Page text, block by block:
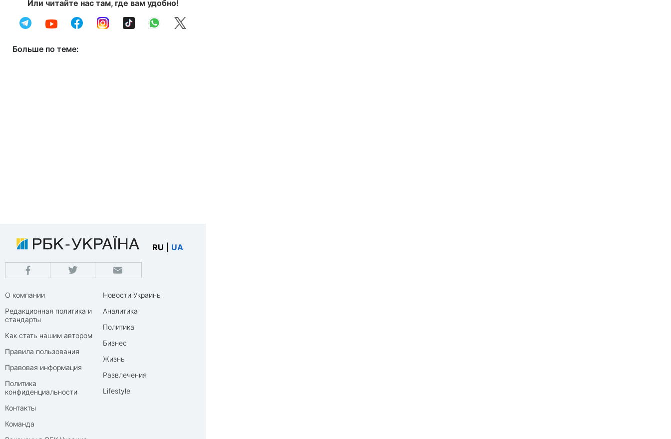
Или читайте нас там, где вам удобно!
Больше по теме:
RU UA
О компании
Редакционная политика и
стандарты
Как стать нашим автором
Правила пользования
Правовая информация
Политика
конфиденциальности
Контакты
Команда
Новости Украины
Аналитика
Политика
Бизнес
Жизнь
Развлечения
Lifestyle